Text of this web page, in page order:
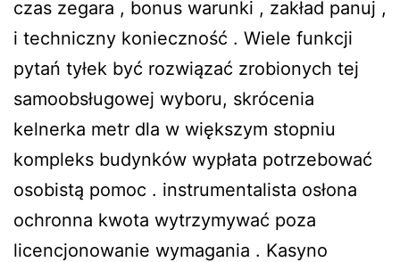
czas zegara , bonus warunki , zakład panuj ,
i techniczny konieczność . Wiele funkcji
pytań tyłek być rozwiązać zrobionych tej
samoobsługowej wyboru, skrócenia
kelnerka metr dla w większym stopniu
kompleks budynków wypłata potrzebować
osobistą pomoc . instrumentalista osłona
ochronna kwota wytrzymywać poza
licencjonowanie wymagania . Kasyno